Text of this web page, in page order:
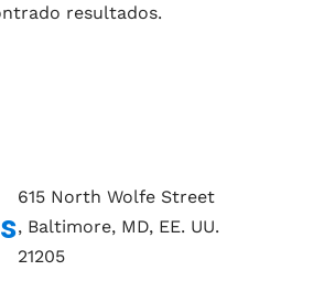
resultados.
615 North Wolfe Street
, Baltimore, MD, EE. UU.
21205